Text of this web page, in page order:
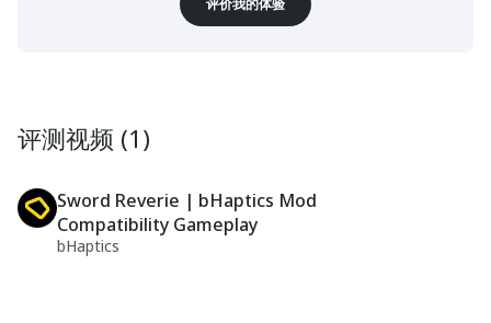
评价我的体验
评测视频 (1)
Sword Reverie | bHaptics Mod
Compatibility Gameplay
bHaptics